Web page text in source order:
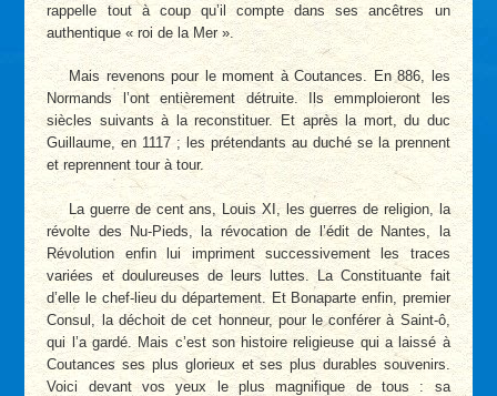
rappelle tout à coup qu’il compte dans ses ancêtres un
authentique « roi de la Mer ».
Mais revenons pour le moment à Coutances. En 886, les
Normands l’ont entièrement détruite. Ils emmploieront les
siècles suivants à la reconstituer. Et après la mort, du duc
Guillaume, en 1117 ; les prétendants au duché se la prennent
et reprennent tour à tour.
La guerre de cent ans, Louis XI, les guerres de religion, la
révolte des Nu-Pieds, la révocation de l’édit de Nantes, la
Révolution enfin lui impriment successivement les traces
variées et doulureuses de leurs luttes. La Constituante fait
d’elle le chef-lieu du département. Et Bonaparte enfin, premier
Consul, la déchoit de cet honneur, pour le conférer à Saint-ô,
qui l’a gardé. Mais c’est son histoire religieuse qui a laissé à
Coutances ses plus glorieux et ses plus durables souvenirs.
Voici devant vos yeux le plus magnifique de tous : sa